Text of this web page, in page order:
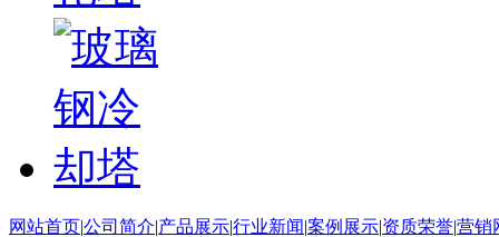
网站首页|公司简介|产品展示|行业新闻|案例展示|资质荣誉|营销